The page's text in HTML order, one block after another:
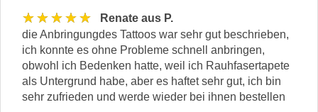
★★★★★
Renate aus P.
die Anbringungdes Tattoos war sehr gut beschrieben,
ich konnte es ohne Probleme schnell anbringen,
obwohl ich Bedenken hatte, weil ich Rauhfasertapete
als Untergrund habe, aber es haftet sehr gut, ich bin
sehr zufrieden und werde wieder bei ihnen bestellen